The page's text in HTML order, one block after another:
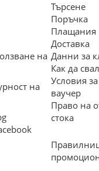
на
на
Търсене
Поръчка
Плащания
Доставка
Данни за
Как да
Условия
ваучер
Право на
стока